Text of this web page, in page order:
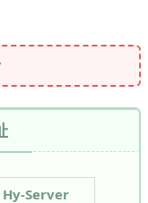
Hy-Server